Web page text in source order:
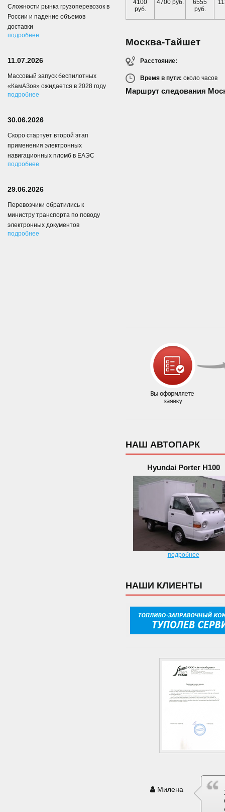
4100
руб.
4700 руб.
6555
руб.
Москва-Тайшет
Расстояние:
Время в пути: около часов
Маршрут следования
НАШ АВТОПАРК
Hyundai Porter H100
подробнее
НАШИ КЛИЕНТЫ
Милена
Сложности рынка грузоперевозок в
России и падение объемов
доставки
подробнее
11.07.2026
Массовый запуск беспилотных
«КамАЗов» ожидается в 2028 году
подробнее
30.06.2026
Скоро стартует второй этап
применения электронных
навигационных пломб в ЕАЭС
подробнее
29.06.2026
Перевозчики обратились к
министру транспорта по поводу
электронных документов
подробнее